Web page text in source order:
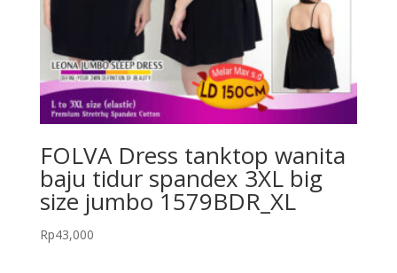
FOLVA Dress tanktop wanita
baju tidur spandex 3XL big
size jumbo 1579BDR_XL
Rp43,000